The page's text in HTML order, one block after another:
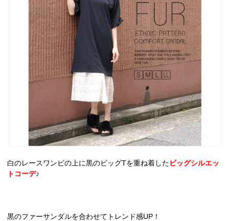
白のレースワンピの上に黒のビッグTを重ね着したビッグシルエッ
トコーデ♪
黒のファーサンダルを合わせてトレンド感UP！